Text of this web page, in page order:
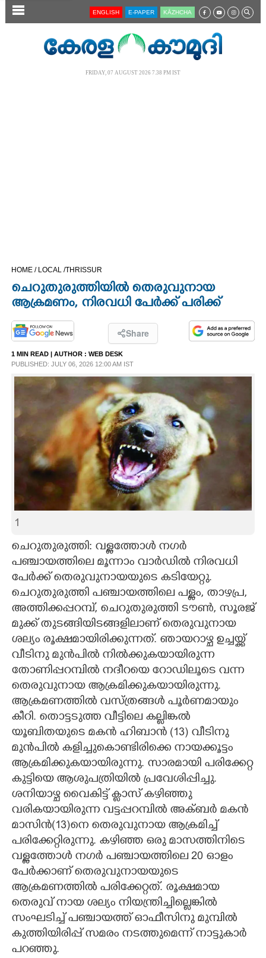
SECTIONS
LIFESTYLE
SPIRITUAL
INFO+
ASTRO
CARTOONS
LITERATURE
ZOOM
CONTACT US
ENGLISH E-PAPER KĀZHCHA
FRIDAY, 07 AUGUST 2026 7.38 PM IST
HOME / LOCAL /THRISSUR
ചെറുതുരുത്തിയിൽ തെരുവുനായ
ആക്രമണം, നിരവധി പേർക്ക് പരിക്ക്
Share
1 MIN READ | AUTHOR : WEB DESK
PUBLISHED: JULY 06, 2026 12:00 AM IST
1
ചെറുതുരുത്തി: വള്ളത്തോൾ നഗർ
പഞ്ചായത്തിലെ മൂന്നാം വാർഡിൽ നിരവധി
പേർക്ക് തെരുവുനായയുടെ കടിയേറ്റു.
ചെറുതുരുത്തി പഞ്ചായത്തിലെ പള്ളം, താഴപ്ര,
അത്തിക്കപ്പറമ്പ്, ചെറുതുരുത്തി ടൗൺ, സൂരജ്
മുക്ക് തുടങ്ങിയിടങ്ങളിലാണ് തെരുവുനായ
ശല്യം രൂക്ഷമായിരിക്കുന്നത്. ഞായറാഴ്ച ഉച്ചയ്ക്ക്
വീടിനു മുൻപിൽ നിൽക്കുകയായിരുന്ന
തോണിപ്പറമ്പിൽ നദീറയെ റോഡിലൂടെ വന്ന
തെരുവുനായ ആക്രമിക്കുകയായിരുന്നു.
ആക്രമണത്തിൽ വസ്ത്രങ്ങൾ പൂർണമായും
കീറി. തൊട്ടടുത്ത വീട്ടിലെ കല്ലിങ്കൽ
യൂബിതയുടെ മകൻ ഹിബാൻ (13) വീടിനു
മുൻപിൽ കളിച്ചുകൊണ്ടിരിക്കെ നായക്കൂട്ടം
ആക്രമിക്കുകയായിരുന്നു. സാരമായി പരിക്കേറ്റ
കുട്ടിയെ ആശുപത്രിയിൽ പ്രവേശിപ്പിച്ചു.
ശനിയാഴ്ച വൈകിട്ട് ക്ലാസ് കഴിഞ്ഞു
വരികയായിരുന്ന വട്ടപ്പറമ്പിൽ അക്ബർ മകൻ
മാസിൻ(13)നെ തെരുവുനായ ആക്രമിച്ച്
പരിക്കേറ്റിരുന്നു. കഴിഞ്ഞ ഒരു മാസത്തിനിടെ
വള്ളത്തോൾ നഗർ പഞ്ചായത്തിലെ 20 ഓളം
പേർക്കാണ് തെരുവുനായയുടെ
ആക്രമണത്തിൽ പരിക്കേറ്റത്. രൂക്ഷമായ
തെരുവ് നായ ശല്യം നിയന്ത്രിച്ചില്ലെങ്കിൽ
സംഘടിച്ച് പഞ്ചായത്ത് ഓഫീസിനു മുമ്പിൽ
കുത്തിയിരിപ്പ് സമരം നടത്തുമെന്ന് നാട്ടുകാർ
പറഞ്ഞു.